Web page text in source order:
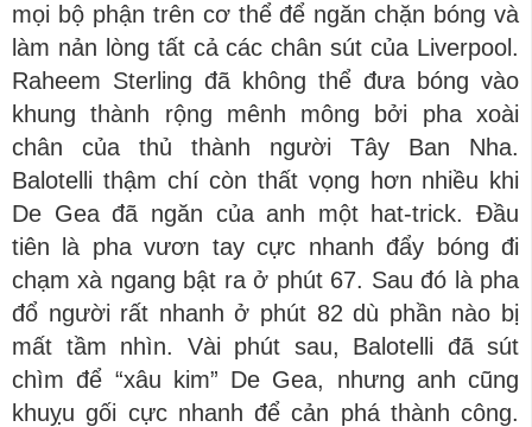
mọi bộ phận trên cơ thể để ngăn chặn bóng và
làm nản lòng tất cả các chân sút của Liverpool.
Raheem Sterling đã không thể đưa bóng vào
khung thành rộng mênh mông bởi pha xoài
chân của thủ thành người Tây Ban Nha.
Balotelli thậm chí còn thất vọng hơn nhiều khi
De Gea đã ngăn của anh một hat-trick. Đầu
tiên là pha vươn tay cực nhanh đẩy bóng đi
chạm xà ngang bật ra ở phút 67. Sau đó là pha
đổ người rất nhanh ở phút 82 dù phần nào bị
mất tầm nhìn. Vài phút sau, Balotelli đã sút
chìm để “xâu kim” De Gea, nhưng anh cũng
khuỵu gối cực nhanh để cản phá thành công.